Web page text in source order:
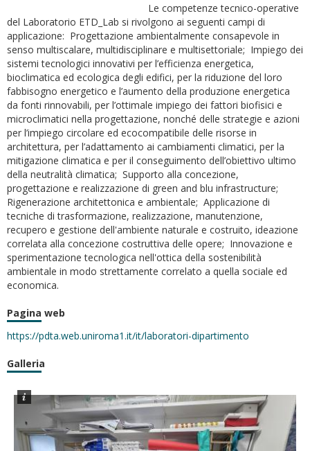
Le competenze tecnico-operative
del Laboratorio ETD_Lab si rivolgono ai seguenti campi di
applicazione: Progettazione ambientalmente consapevole in
senso multiscalare, multidisciplinare e multisettoriale; Impiego dei
sistemi tecnologici innovativi per l’efficienza energetica,
bioclimatica ed ecologica degli edifici, per la riduzione del loro
fabbisogno energetico e l’aumento della produzione energetica
da fonti rinnovabili, per l’ottimale impiego dei fattori biofisici e
microclimatici nella progettazione, nonché delle strategie e azioni
per l’impiego circolare ed ecocompatibile delle risorse in
architettura, per l’adattamento ai cambiamenti climatici, per la
mitigazione climatica e per il conseguimento dell’obiettivo ultimo
della neutralità climatica; Supporto alla concezione,
progettazione e realizzazione di green and blu infrastructure;
Rigenerazione architettonica e ambientale; Applicazione di
tecniche di trasformazione, realizzazione, manutenzione,
recupero e gestione dell'ambiente naturale e costruito, ideazione
correlata alla concezione costruttiva delle opere; Innovazione e
sperimentazione tecnologica nell'ottica della sostenibilità
ambientale in modo strettamente correlato a quella sociale ed
economica.
Pagina web
https://pdta.web.uniroma1.it/it/laboratori-dipartimento
Galleria